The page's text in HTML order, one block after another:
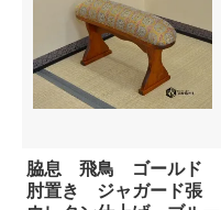
脇息 飛鳥 ゴールド
肘置き ジャガード張